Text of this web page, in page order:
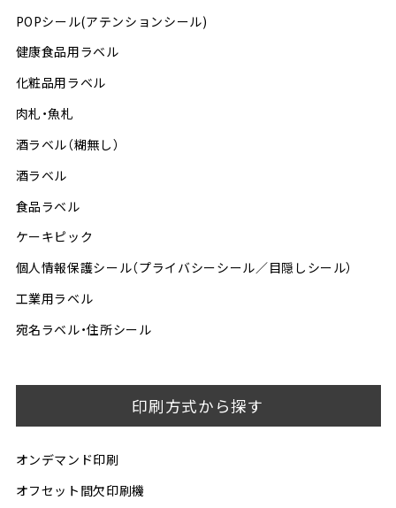
POPシール(アテンションシール)
健康食品用ラベル
化粧品用ラベル
肉札・魚札
酒ラベル（糊無し）
酒ラベル
食品ラベル
ケーキピック
個人情報保護シール（プライバシーシール／目隠しシール）
工業用ラベル
宛名ラベル・住所シール
印刷方式から探す
オンデマンド印刷
オフセット間欠印刷機